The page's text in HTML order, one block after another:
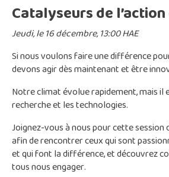
Catalyseurs de
Jeudi, le 16 décembre, 13:00 HAE
Si nous voulons faire une différence
devons agir dès maintenant et être
Notre climat évolue rapidement, mais il
recherche et les technologies.
Joignez-vous à nous pour cette session
afin de rencontrer ceux qui sont
et qui font la différence, et découvrez
tous nous engager.